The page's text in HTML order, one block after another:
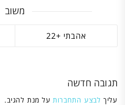
משוב
22
תגובה חדשה
עליך לבצע התחברותעל מנת להגיב.